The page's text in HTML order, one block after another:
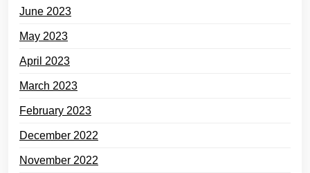
June 2023
May 2023
April 2023
March 2023
February 2023
December 2022
November 2022